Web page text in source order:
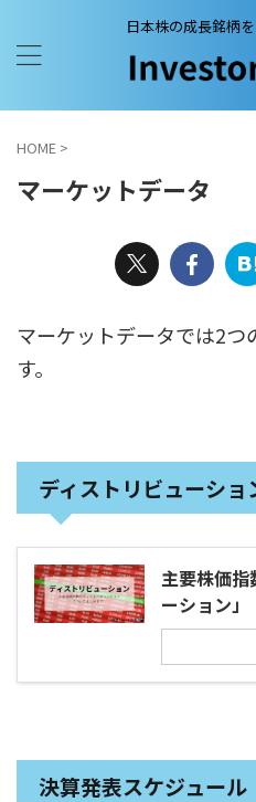
日本株の成長銘柄
HOME >
マーケットデータ
マーケットデータでは2つ
す。
ディストリビューショ
主要株価指
ーション」
決算発表スケジュール